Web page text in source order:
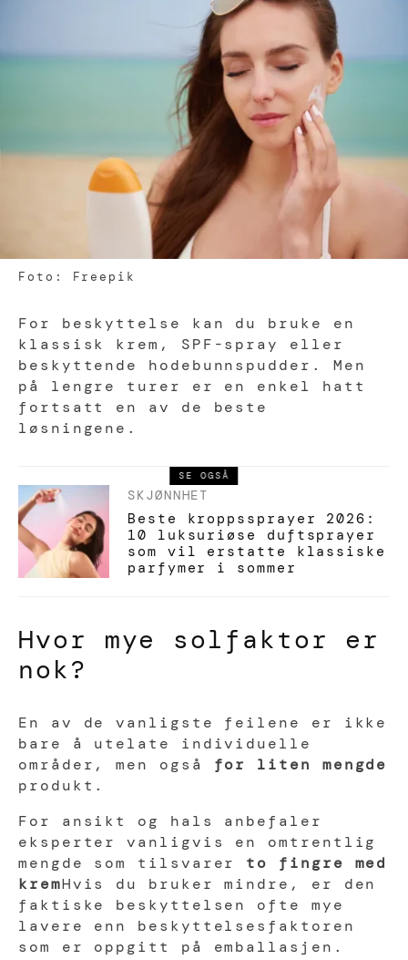
Foto: Freepik
For beskyttelse kan du bruke en
klassisk krem, SPF-spray eller
beskyttende hodebunnspudder. Men
på lengre turer er en enkel hatt
fortsatt en av de beste
løsningene.
SE OGSÅ
SKJØNNHET
Beste kroppssprayer 2026:
10 luksuriøse duftsprayer
som vil erstatte klassiske
parfymer i sommer
Hvor mye solfaktor er
nok?
En av de vanligste feilene er ikke
bare å utelate individuelle
områder, men også for liten mengde
produkt.
For ansikt og hals anbefaler
eksperter vanligvis en omtrentlig
mengde som tilsvarer
to fingre med
kremHvis du bruker mindre, er den
faktiske beskyttelsen ofte mye
lavere enn beskyttelsesfaktoren
som er oppgitt på emballasjen.